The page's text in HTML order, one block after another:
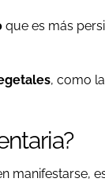
que es más
, como
manifestarse,